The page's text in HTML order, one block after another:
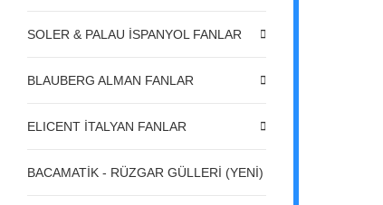
SOLER & PALAU İSPANYOL FANLAR
BLAUBERG ALMAN FANLAR
ELICENT İTALYAN FANLAR
BACAMATİK - RÜZGAR GÜLLERİ (YENİ)